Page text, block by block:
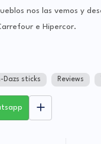
nos las vemos y
e Hipercor.
Dazs sticks Reviews